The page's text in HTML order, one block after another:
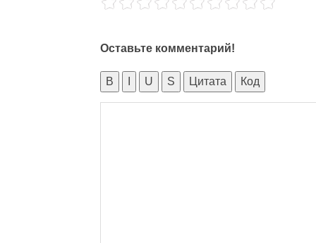
Оставьте комментарий!
B U S Цитата Код